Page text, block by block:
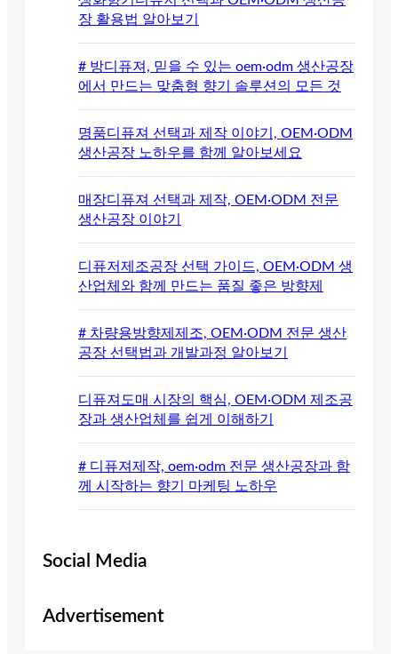
장 활용법 알아보기
# 방디퓨져, 믿을 수 있는 oem·odm 생산공장
에서 만드는 맞춤형 향기 솔루션의 모든 것
명품디퓨져 선택과 제작 이야기, OEM·ODM
생산공장 노하우를 함께 알아보세요
매장디퓨져 선택과 제작, OEM·ODM 전문
생산공장 이야기
디퓨저제조공장 선택 가이드, OEM·ODM 생
산업체와 함께 만드는 품질 좋은 방향제
# 차량용방향제제조, OEM·ODM 전문 생산
공장 선택법과 개발과정 알아보기
디퓨져도매 시장의 핵심, OEM·ODM 제조공
장과 생산업체를 쉽게 이해하기
# 디퓨져제작, oem·odm 전문 생산공장과 함
께 시작하는 향기 마케팅 노하우
Social Media
Advertisement